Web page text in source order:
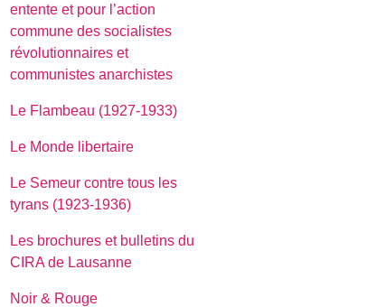
entente et pour l’action
commune des socialistes
révolutionnaires et
communistes anarchistes
Le Flambeau (1927-1933)
Le Monde libertaire
Le Semeur contre tous les
tyrans (1923-1936)
Les brochures et bulletins du
CIRA de Lausanne
Noir & Rouge